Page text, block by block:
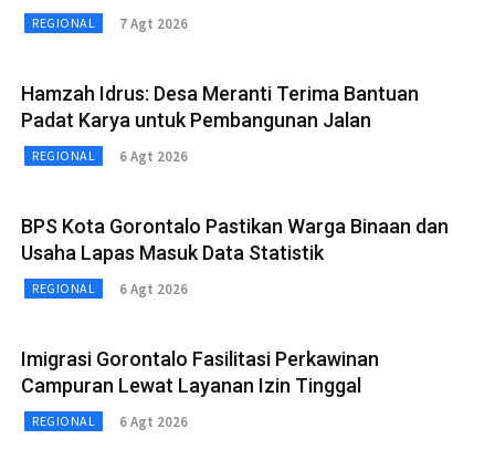
REGIONAL 7 Agt 2026
Hamzah Idrus: Desa Meranti Terima Bantuan
Padat Karya untuk Pembangunan Jalan
REGIONAL 6 Agt 2026
BPS Kota Gorontalo Pastikan Warga Binaan dan
Usaha Lapas Masuk Data Statistik
REGIONAL 6 Agt 2026
Imigrasi Gorontalo Fasilitasi Perkawinan
Campuran Lewat Layanan Izin Tinggal
REGIONAL 6 Agt 2026